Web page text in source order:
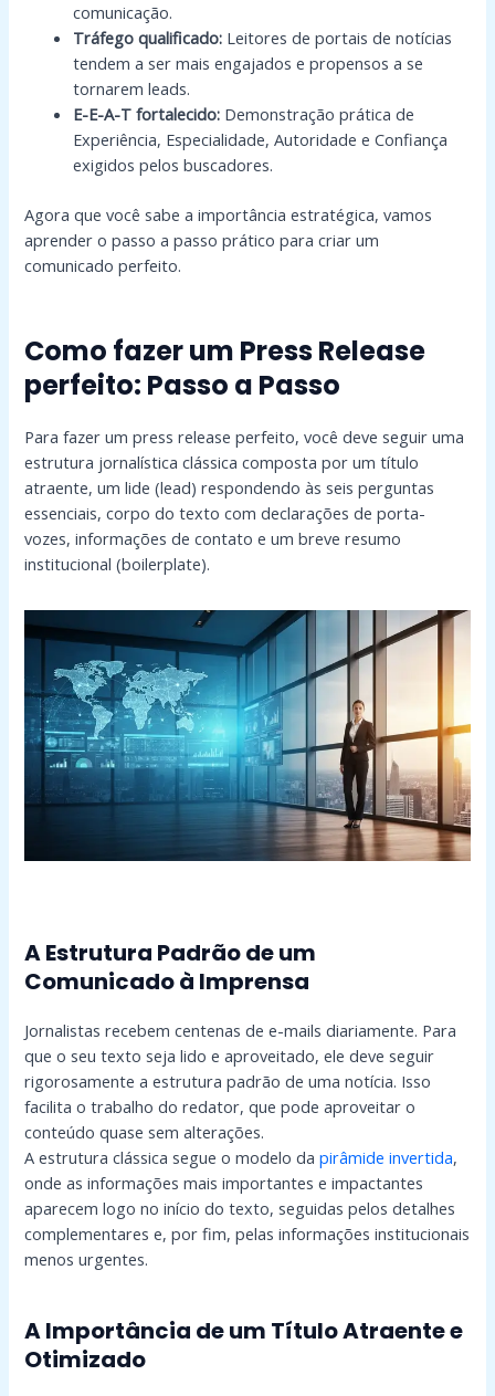
comunicação.
Tráfego qualificado: Leitores de portais de notícias
tendem a ser mais engajados e propensos a se
tornarem leads.
E-E-A-T fortalecido: Demonstração prática de
Experiência, Especialidade, Autoridade e Confiança
exigidos pelos buscadores.
Agora que você sabe a importância estratégica, vamos
aprender o passo a passo prático para criar um
comunicado perfeito.
Como fazer um Press Release
perfeito: Passo a Passo
Para fazer um press release perfeito, você deve seguir uma
estrutura jornalística clássica composta por um título
atraente, um lide (lead) respondendo às seis perguntas
essenciais, corpo do texto com declarações de porta-
vozes, informações de contato e um breve resumo
institucional (boilerplate).
A Estrutura Padrão de um
Comunicado à Imprensa
Jornalistas recebem centenas de e-mails diariamente. Para
que o seu texto seja lido e aproveitado, ele deve seguir
rigorosamente a estrutura padrão de uma notícia. Isso
facilita o trabalho do redator, que pode aproveitar o
conteúdo quase sem alterações.
A estrutura clássica segue o modelo dapirâmide invertida,
onde as informações mais importantes e impactantes
aparecem logo no início do texto, seguidas pelos detalhes
complementares e, por fim, pelas informações institucionais
menos urgentes.
A Importância de um Título Atraente e
Otimizado